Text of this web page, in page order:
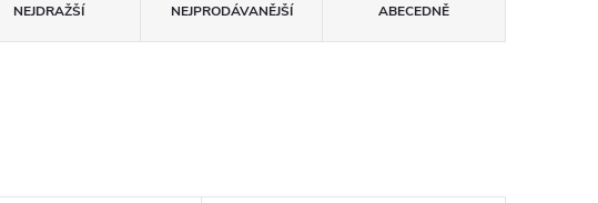
NEJDRAŽŠÍ NEJPRODÁVANĚJŠÍ ABECEDNĚ